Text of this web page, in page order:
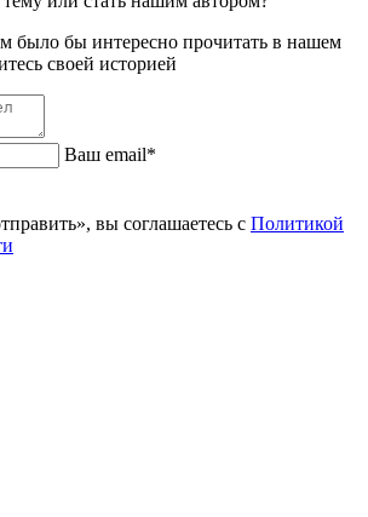
было бы интересно прочитать в нашем
своей историей
Ваш email*
вы соглашаетесь с Политикой